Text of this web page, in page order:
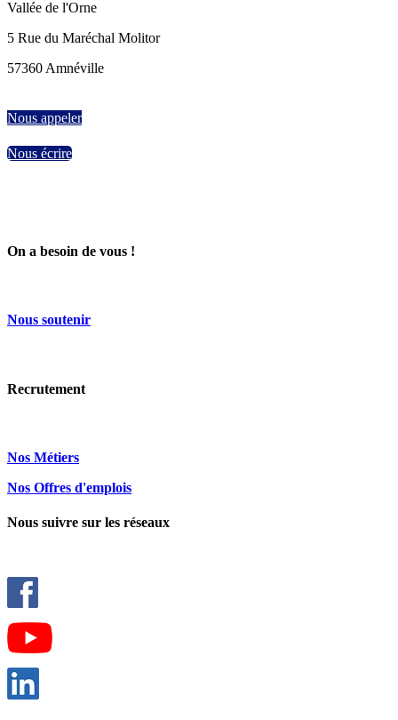
Vallée de l'Orne
5 Rue du Maréchal Molitor
57360 Amnéville
Nous appeler
Nous écrire
On a besoin de vous !
Nous soutenir
Recrutement
Nos Métiers
Nos Offres d'emplois
Nous suivre sur les réseaux